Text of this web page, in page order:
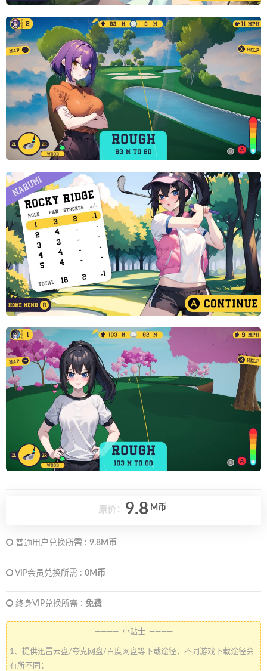
原价： 9.8 M币
普通用户兑换所需 : 9.8M币
VIP会员兑换所需 : 0M币
终身VIP兑换所需 : 免费
———— 小贴士 ————
1、提供迅雷云盘/夸克网盘/百度网盘等下载途径，不同游戏下载途径会
有所不同；